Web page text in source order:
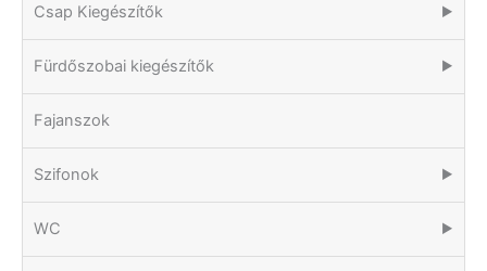
Csap Kiegészítők ▶
Fürdőszobai kiegészítők ▶
Fajanszok
Szifonok ▶
WC ▶